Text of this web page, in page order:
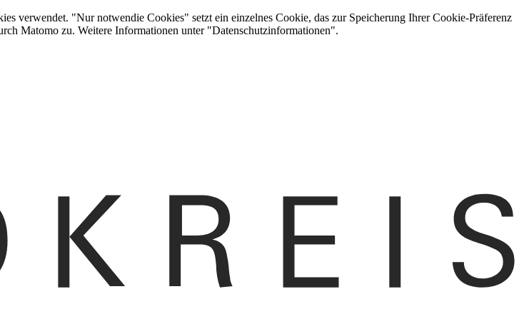
verwendet. "Nur notwendie Cookies" setzt ein einzelnes Cookie, das zur Speicherung Ihrer Cookie-Präferenz
Matomo zu. Weitere Informationen unter "Datenschutzinformationen".